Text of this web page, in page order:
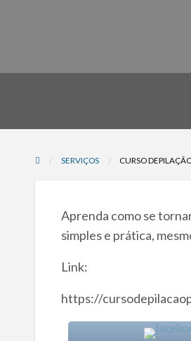
SERVIÇOS CURSO
Aprenda como se
simples e prática,
Link:
https://